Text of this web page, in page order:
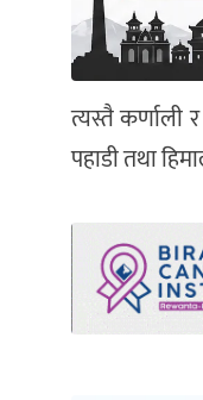
त्यस्तै कर्णाली
पहाडी तथा